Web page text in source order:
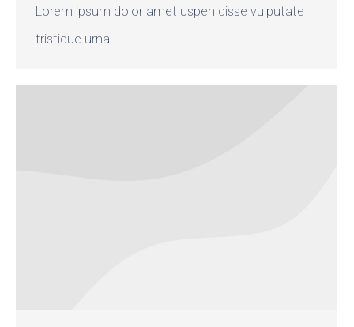
Lorem ipsum dolor amet uspen disse vulputate
tristique urna.